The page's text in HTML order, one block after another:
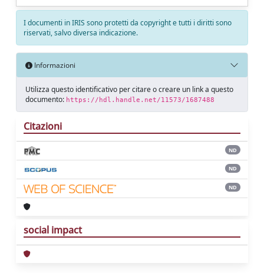
I documenti in IRIS sono protetti da copyright e tutti i diritti sono
riservati, salvo diversa indicazione.
Informazioni
Utilizza questo identificativo per citare o creare un link a questo
documento: https://hdl.handle.net/11573/1687488
Citazioni
ND
ND
ND
social impact